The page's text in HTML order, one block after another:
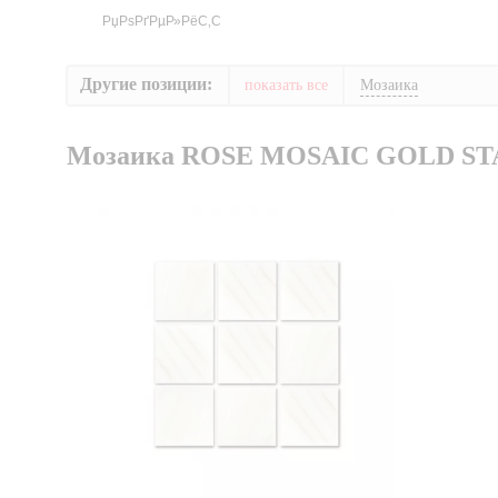
Другие позиции: показать все Мозаика
Мозаика ROSE MOSAIC GOLD